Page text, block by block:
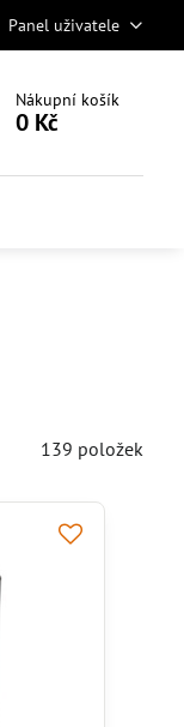
Panel uživatele
Nákupní košík
0 Kč
139 položek